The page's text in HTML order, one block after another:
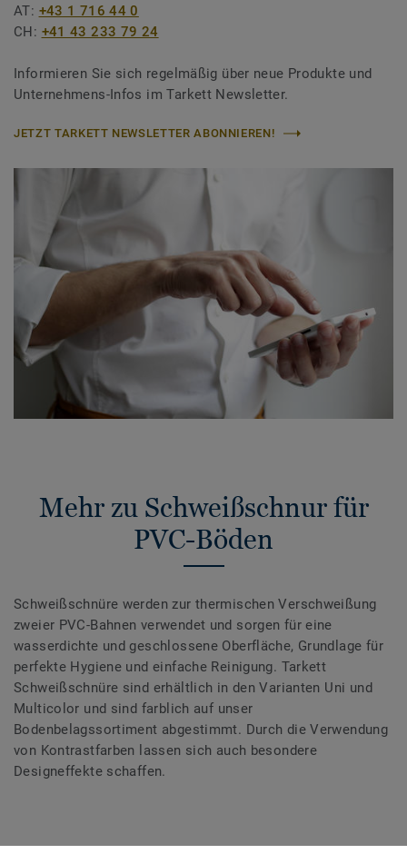
AT: +43 1 716 44 0
CH: +41 43 233 79 24
Informieren Sie sich regelmäßig über neue Produkte und
Unternehmens-Infos im Tarkett Newsletter.
JETZT TARKETT NEWSLETTER ABONNIEREN!
Mehr zu Schweißschnur für
PVC-Böden
Schweißschnüre werden zur thermischen Verschweißung
zweier PVC-Bahnen verwendet und sorgen für eine
wasserdichte und geschlossene Oberfläche, Grundlage für
perfekte Hygiene und einfache Reinigung. Tarkett
Schweißschnüre sind erhältlich in den Varianten Uni und
Multicolor und sind farblich auf unser
Bodenbelagssortiment abgestimmt. Durch die Verwendung
von Kontrastfarben lassen sich auch besondere
Designeffekte schaffen.